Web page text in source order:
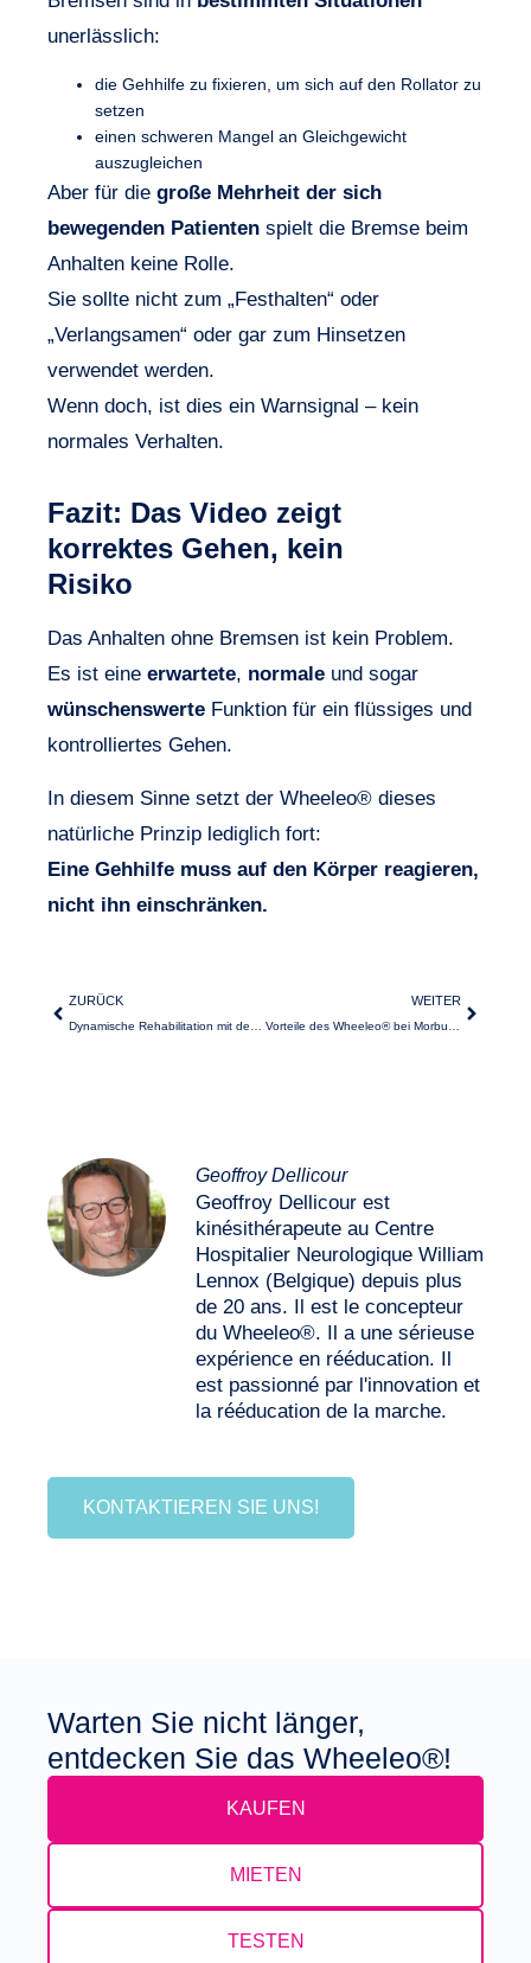
unerlässlich:
die Gehhilfe zu fixieren, um sich auf den Rollator zu
setzen
einen schweren Mangel an Gleichgewicht
auszugleichen
Aber für die große Mehrheit der sich
bewegenden Patienten spielt die Bremse beim
Anhalten keine Rolle.
Sie sollte nicht zum „Festhalten“ oder
„Verlangsamen“ oder gar zum Hinsetzen
verwendet werden.
Wenn doch, ist dies ein Warnsignal – kein
normales Verhalten.
Fazit: Das Video zeigt
korrektes Gehen, kein
Risiko
Das Anhalten ohne Bremsen ist kein Problem.
Es ist eine erwartete, normale und sogar
wünschenswerte Funktion für ein flüssiges und
kontrolliertes Gehen.
In diesem Sinne setzt der Wheeleo® dieses
natürliche Prinzip lediglich fort:
Eine Gehhilfe muss auf den Körper reagieren,
nicht ihn einschränken.
ZURÜCK WEITER
Geoffroy Dellicour
Geoffroy Dellicour est
kinésithérapeute au Centre
Hospitalier Neurologique William
Lennox (Belgique) depuis plus
de 20 ans. Il est le concepteur
du Wheeleo®. Il a une sérieuse
expérience en rééducation. Il
est passionné par l'innovation et
la rééducation de la marche.
KONTAKTIEREN SIE UNS!
Warten Sie nicht länger,
entdecken Sie das Wheeleo®!
KAUFEN
MIETEN
TESTEN